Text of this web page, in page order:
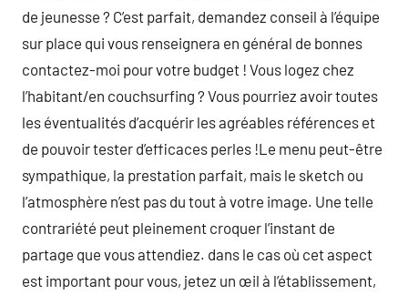
de jeunesse ? C’est parfait, demandez conseil à l’équipe
sur place qui vous renseignera en général de bonnes
contactez-moi pour votre budget ! Vous logez chez
l’habitant/en couchsurfing ? Vous pourriez avoir toutes
les éventualités d’acquérir les agréables références et
de pouvoir tester d’efficaces perles !Le menu peut-être
sympathique, la prestation parfait, mais le sketch ou
l’atmosphère n’est pas du tout à votre image. Une telle
contrariété peut pleinement croquer l’instant de
partage que vous attendiez. dans le cas où cet aspect
est important pour vous, jetez un œil à l’établissement,